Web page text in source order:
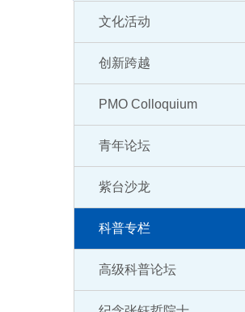
文化活动
创新跨越
PMO Colloquium
青年论坛
紫台沙龙
科普专栏
高级科普论坛